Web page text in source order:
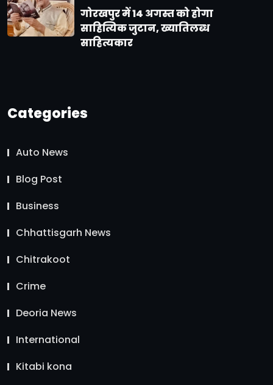
गोरखपुर में 14 अगस्त को होगा
साहित्यिक जुटान, ख्यातिलब्ध
साहित्यकार
Categories
Auto News
Blog Post
Business
Chhattisgarh News
Chitrakoot
Crime
Deoria News
International
Kitabi kona